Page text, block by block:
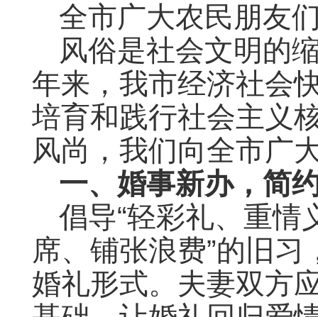
全市广大农民朋友
风俗是社会文明的
年来，我市经济社会
培育和践行社会主义
风尚，我们向全市广
一、婚事新办，简
倡导“轻彩礼、重情
席、铺张浪费”的旧
婚礼形式。夫妻双方